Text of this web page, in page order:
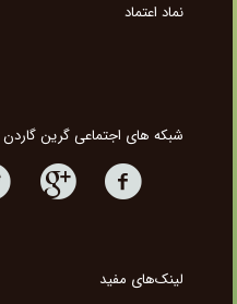
نماد اعتماد
شبکه های اجتماعی گرین گاردن
لینک‌های مفید